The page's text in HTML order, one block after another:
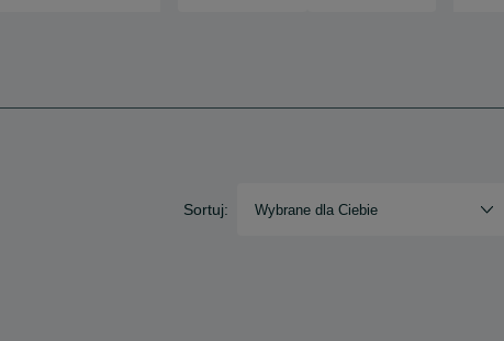
Sortuj: Wybrane dla Ciebie